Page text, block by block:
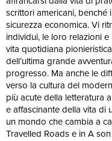
scrittori americani,
sicurezza economica. Vi
individui, le loro relazioni
vita quotidiana
dell’ultima grande
progresso. Ma anche le
verso la cultura del
più acute della letteratura
e affascinante della vita di
un mondo che cambia a
Travelled Roads e in A